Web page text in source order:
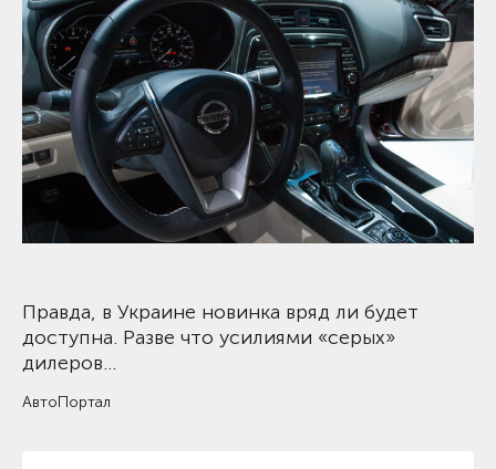
Правда, в Украине новинка вряд ли будет
доступна. Разве что усилиями «серых»
дилеров…
АвтоПортал